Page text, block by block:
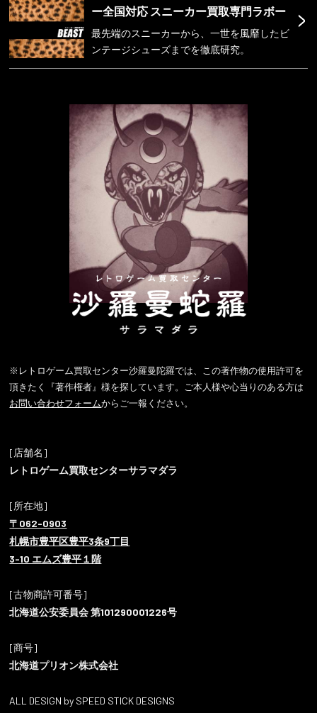
>
ー全国対応 スニーカー買取専門ラボー
最先端のスニーカーから、一世を風靡したビ
ンテージシューズまでを徹底研究。
※レトロゲーム買取センター沙羅曼陀羅では、この著作物の使用許可を
頂きたく『著作権者』様を探しています。ご本人様や心当りのある方は
お問い合わせフォームからご一報ください。
[店舗名]
レトロゲーム買取センターサラマダラ
[所在地]
〒062-0903
札幌市豊平区豊平3条9丁目
3-10 エムズ豊平１階
[古物商許可番号]
北海道公安委員会 第101290001226号
[商号]
北海道プリオン株式会社
ALL DESIGN by SPEED STICK DESIGNS